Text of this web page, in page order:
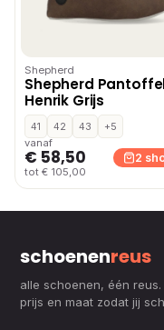
Shepherd
Shepherd
Henrik Grijs
41 42 43
+5
vanaf
€ 58,50
tot € 105,00
2
schoenenreus
alle schoenen, één
prijs en maat zodat jij